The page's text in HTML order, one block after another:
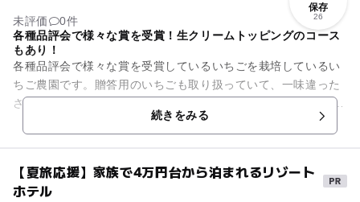
保存
26
未評価
0件
各種品評会で様々な賞を受賞！生クリームトッピングのコース
もあり！
各種品評会で様々な賞を受賞しているいちごを栽培しているい
ちご農園です。贈答用のいちごも取り扱っていて、一味違った
さらに美味しいいちごを堪能できますよ。 栽培品種も多く、や
続きをみる
【夏旅応援】家族で4万円台から泊まれるリゾート
ホテル